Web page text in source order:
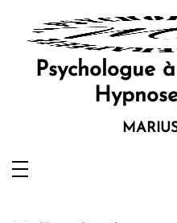
contenu
Psychologue